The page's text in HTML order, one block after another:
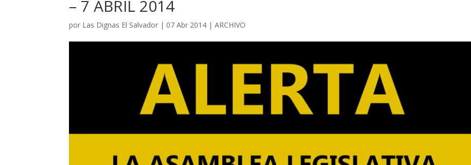
– 7 ABRIL 2014
por Las Dignas El Salvador | 07 Abr 2014 |ARCHIVO